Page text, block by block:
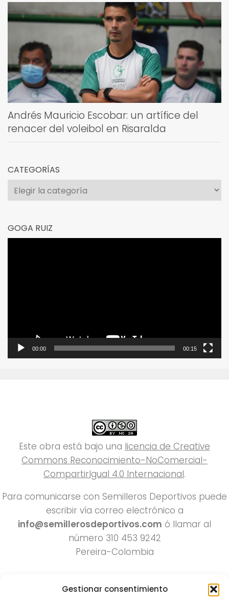
Gestionar consentimiento
Andrés Mauricio Escobar: un artífice del
renacer del voleibol en Risaralda
CATEGORÍAS
Categorías
GOGA RUIZ
00:00 00:15
Este obra está bajo una licencia de Creative
Commons Reconocimiento-NoComercial-
CompartirIgual 4.0 Internacional.
Para comunicarse con Semilleros Deportivos puede
escribir vía correo electrónico a
info@semillerosdeportivos.com ó llamar al
número 310 453 9242
Pereira-Colombia